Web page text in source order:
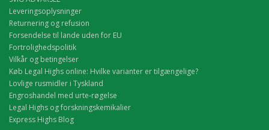
Leveringsoplysninger
Returnering og refusion
Forsendelse til lande uden for EU
Fortrolighedspolitik
Vilkår og betingelser
Køb Legal Highs online: Hvilke varianter er tilgængelige?
Lovlige rusmidler i Tyskland
Engroshandel med urte-røgelse
Legal Highs og forskningskemikalier
Express Highs Blog